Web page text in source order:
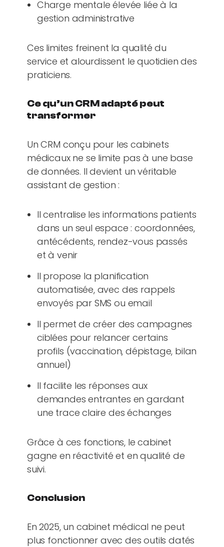
Charge mentale élevée liée à la
gestion administrative
Ces limites freinent la qualité du
service et alourdissent le quotidien des
praticiens.
Ce qu’un CRM adapté peut
transformer
Un CRM conçu pour les cabinets
médicaux ne se limite pas à une base
de données. Il devient un véritable
assistant de gestion :
Il centralise les informations patients
dans un seul espace : coordonnées,
antécédents, rendez-vous passés
et à venir
Il propose la planification
automatisée, avec des rappels
envoyés par SMS ou email
Il permet de créer des campagnes
ciblées pour relancer certains
profils (vaccination, dépistage, bilan
annuel)
Il facilite les réponses aux
demandes entrantes en gardant
une trace claire des échanges
Grâce à ces fonctions, le cabinet
gagne en réactivité et en qualité de
suivi.
Conclusion
En 2025, un cabinet médical ne peut
plus fonctionner avec des outils datés